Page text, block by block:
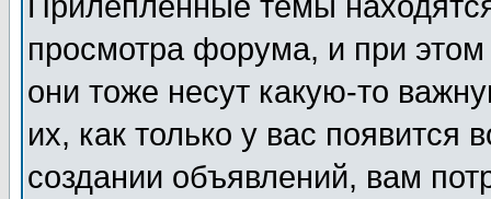
просмотра форума, и при
они тоже несут какую-то
их, как только у вас появится
создании объявлений, вам